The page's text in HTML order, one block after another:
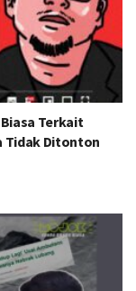
Terkait
Tidak Ditonton